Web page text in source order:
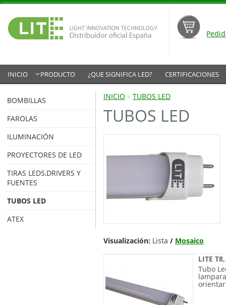
INICIO PRODUCTO ¿QUE SIGNIFICA LED? CERTIFICACIONES
BOMBILLAS
FAROLAS
ILUMINACIÓN
PROYECTORES DE LED
TIRAS LEDS,DRIVERS Y
FUENTES
TUBOS LED
ATEX
INICIO » TUBOS LED
TUBOS LED
Visualización: Lista / Mosaico
LITE
Tubo
orientar